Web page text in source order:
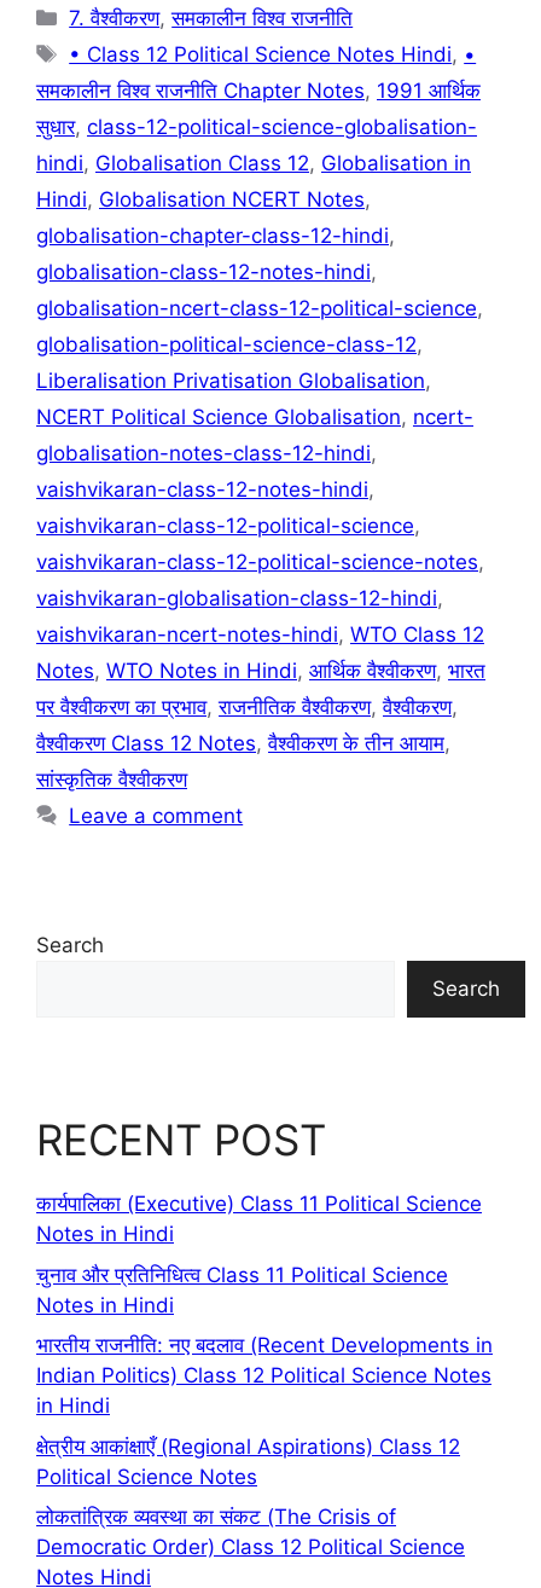
Categories
7. वैश्वीकरण,समकालीन विश्व राजनीति
Tags
• Class 12 Political Science Notes Hindi, •
समकालीन विश्व राजनीति Chapter Notes, 1991 आर्थिक
सुधार, class-12-political-science-globalisation-
hindi, Globalisation Class 12, Globalisation in
Hindi, Globalisation NCERT Notes,
globalisation-chapter-class-12-hindi,
globalisation-class-12-notes-hindi,
globalisation-ncert-class-12-political-science,
globalisation-political-science-class-12,
Liberalisation Privatisation Globalisation,
NCERT Political Science Globalisation, ncert-
globalisation-notes-class-12-hindi,
vaishvikaran-class-12-notes-hindi,
vaishvikaran-class-12-political-science,
vaishvikaran-class-12-political-science-notes,
vaishvikaran-globalisation-class-12-hindi,
vaishvikaran-ncert-notes-hindi, WTO Class 12
Notes, WTO Notes in Hindi, आर्थिक वैश्वीकरण, भारत
पर वैश्वीकरण का प्रभाव,राजनीतिक वैश्वीकरण,वैश्वीकरण,
वैश्वीकरण Class 12 Notes,वैश्वीकरण के तीन आयाम,
सांस्कृतिक वैश्वीकरण
Leave a comment
Search
Search
RECENT POST
कार्यपालिका (Executive) Class 11 Political Science
Notes in Hindi
चुनाव और प्रतिनिधित्व Class 11 Political Science
Notes in Hindi
भारतीय राजनीति: नए बदलाव (Recent Developments in
Indian Politics) Class 12 Political Science Notes
in Hindi
क्षेत्रीय आकांक्षाएँ (Regional Aspirations) Class 12
Political Science Notes
लोकतांत्रिक व्यवस्था का संकट (The Crisis of
Democratic Order) Class 12 Political Science
Notes Hindi